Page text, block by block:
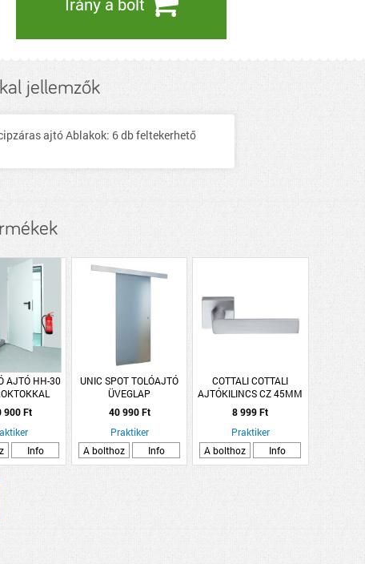
jellemzők
ajtó Ablakok: 6 db feltekerhető
AJTÓ HH-30
900 Ft
Info
UNIC SPOT TOLÓAJTÓ
ÜVEGLAP
2050X850X8MM
SAVMART TELI
40 990 Ft
Praktiker
A bolthoz
Info
COTTALI COTTALI
AJTÓKILINCS CZ 45MM
SZATÉN KRÓM
ROZETTÁS SLIM
8 999 Ft
Praktiker
A bolthoz
Info